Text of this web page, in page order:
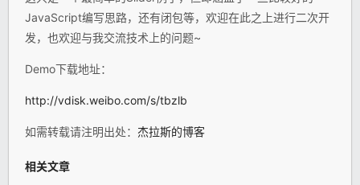
JavaScript编写思路，还有闭包等，欢迎在此之上进行二次开
发，也欢迎与我交流技术上的问题~
Demo下载地址：
http://vdisk.weibo.com/s/tbzlb
如需转载请注明出处： 杰拉斯的博客
相关文章